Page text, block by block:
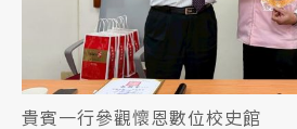
貴賓一行參觀懷恩數位校史館